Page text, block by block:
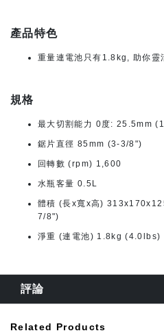
產品特色
重量連電池只有1.8kg, 助你靈
規格
最大切割能力 0度: 25.5mm
鋸片直徑 85mm (3-3/8")
回轉數 (rpm) 1,600
水瓶客量 0.5L
體積 (長x寬x高)
7/8")
淨重 (連電池) 1.8kg (4.0lbs)
評論
Related Products